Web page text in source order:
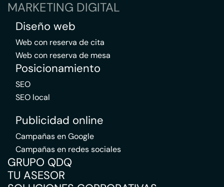
MARKETING DIGITAL
Diseño web
Web con reserva de cita
Web con reserva de mesa
Posicionamiento
SEO
SEO local
Publicidad online
Campañas en Google
Campañas en redes sociales
GRUPO QDQ
TU ASESOR